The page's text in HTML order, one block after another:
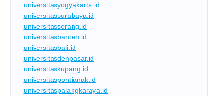
universitasyogyakarta.id
universitassurabaya.id
universitasserang.id
universitasbanten.id
universitasbali.id
universitasdenpasar.id
universitaskupang.id
universitaspontianak.id
universitaspalangkaraya.id